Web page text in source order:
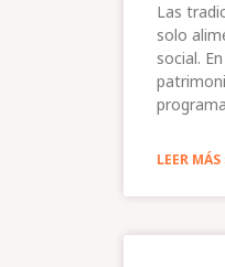
Las
solo
social.
LEER MÁS